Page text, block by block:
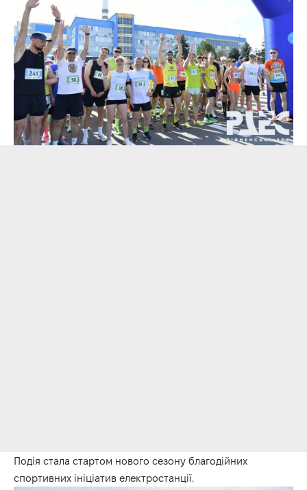
Подія стала стартом нового сезону благодійних
спортивних ініціатив електростанції.